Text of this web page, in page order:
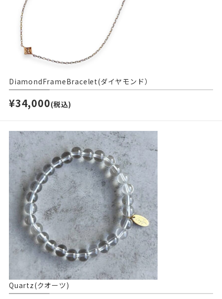
DiamondFrameBracelet(ダイヤモンド）
¥34,000(税込)
Quartz(クオーツ)